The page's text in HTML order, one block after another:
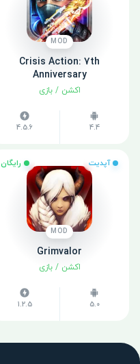
MOD
Crisis Action: 7th
Anniversary
اکشن /بازی
4.4
4.5.6
آپدیت رایگان
MOD
Grimvalor
اکشن /بازی
5.0
1.2.5